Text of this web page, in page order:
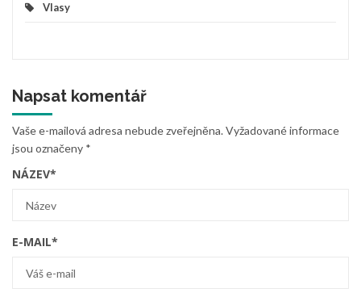
Vlasy
Napsat komentář
Vaše e-mailová adresa nebude zveřejněna.Vyžadované informace
jsou označeny *
NÁZEV*
E-MAIL*